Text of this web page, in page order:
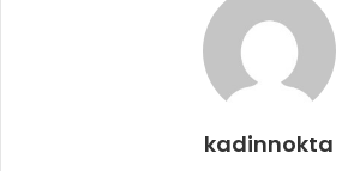
kadinnokta